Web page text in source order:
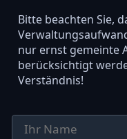
Bitte beachten Sie,
nur ernst gemeinte
berücksichtigt
Verständnis!